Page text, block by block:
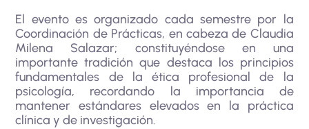
El evento es organizado cada semestre por la
Coordinación de Prácticas, en cabeza de Claudia
Milena Salazar; constituyéndose en una
importante tradición que destaca los principios
fundamentales de la ética profesional de la
psicología, recordando la importancia de
mantener estándares elevados en la práctica
clínica y de investigación.